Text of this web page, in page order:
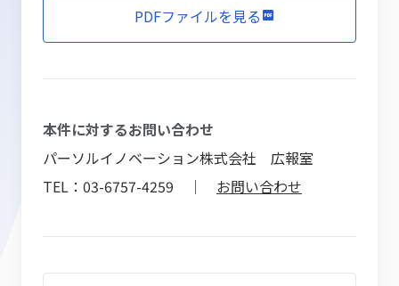
PDFファイルを見る
本件に対するお問い合わせ
パーソルイノベーション株式会社 広報室
TEL：03-6757-4259 ｜ お問い合わせ